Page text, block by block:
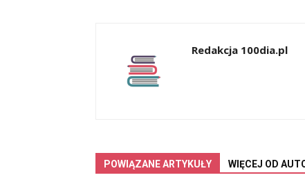
Redakcja 100dia.pl
POWIĄZANE ARTYKUŁY WIĘCEJ OD